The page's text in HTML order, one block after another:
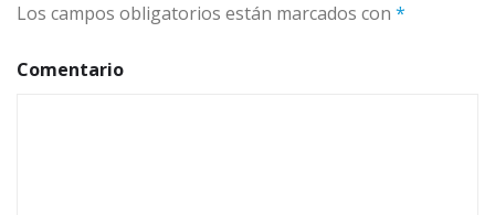
Los campos obligatorios están marcados con *
Comentario